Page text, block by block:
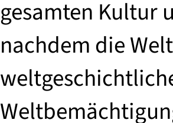
gesamten Kultur
nachdem die